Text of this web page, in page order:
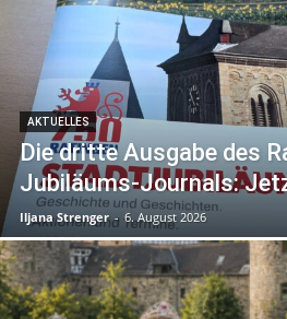
AKTUELLES
Die dritte Ausgabe des
Jubiläums-Journals:
Iljana Strenger - 6. August 2026